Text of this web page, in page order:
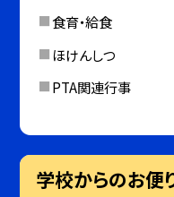
食育・給食
ほけんしつ
PTA関連行事
学校からのお便